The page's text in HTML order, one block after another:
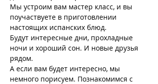
Мы устроим вам мастер класс, и вы
поучаствуете в приготовлении
настоящих испанских блюд.
Будут интересные дни, прохладные
ночи и хороший сон. И новые друзья
рядом.
А если вам будет интересно, мы
немного порисуем. Познакомимся с